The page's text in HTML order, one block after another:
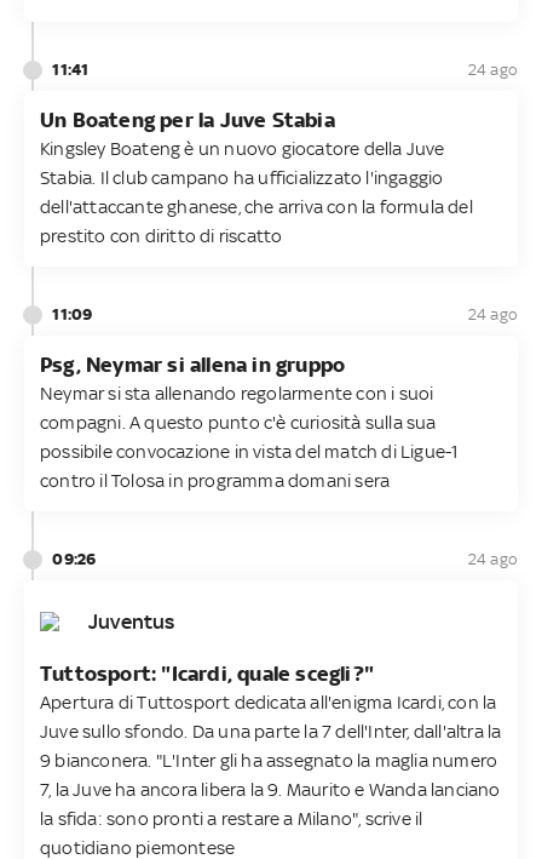
11:41 24 ago
Un Boateng per la Juve Stabia
Kingsley Boateng è un nuovo giocatore della Juve
Stabia. Il club campano ha ufficializzato l'ingaggio
dell'attaccante ghanese, che arriva con la formula del
prestito con diritto di riscatto
11:09 24 ago
Psg, Neymar si allena in gruppo
Neymar si sta allenando regolarmente con i suoi
compagni. A questo punto c'è curiosità sulla sua
possibile convocazione in vista del match di Ligue-1
contro il Tolosa in programma domani sera
09:26 24 ago
Juventus
Tuttosport: "Icardi, quale scegli?"
Apertura di Tuttosport dedicata all'enigma Icardi, con la
Juve sullo sfondo. Da una parte la 7 dell'Inter, dall'altra la
9 bianconera. "L'Inter gli ha assegnato la maglia numero
7, la Juve ha ancora libera la 9. Maurito e Wanda lanciano
la sfida: sono pronti a restare a Milano", scrive il
quotidiano piemontese